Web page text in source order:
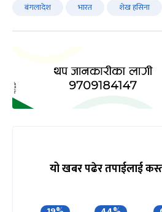
बंगलादेश भारत शेख हसिना
यो खबर पढेर तपाईलाई